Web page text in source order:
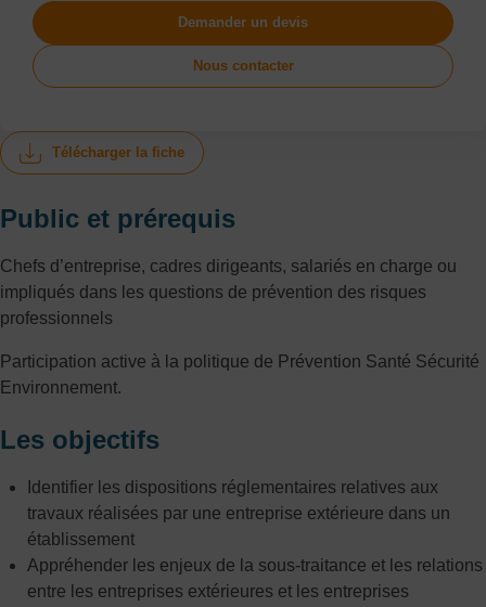
Télécharger la fiche
Public et prérequis
Chefs d’entreprise, cadres dirigeants, salariés en charge ou
impliqués dans les questions de prévention des risques
professionnels
Participation active à la politique de Prévention Santé Sécurité
Environnement.
Les objectifs
Identifier les dispositions réglementaires relatives aux
travaux réalisées par une entreprise extérieure dans un
établissement
Appréhender les enjeux de la sous-traitance et les relations
entre les entreprises extérieures et les entreprises
Demander un devis
Nous contacter